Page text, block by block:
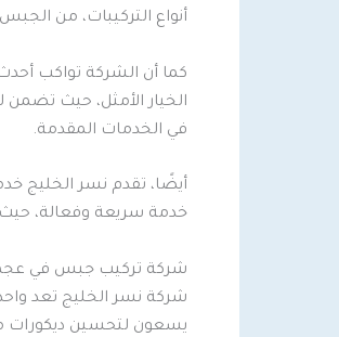
أنواع التركيبات، من
كما أن الشركة تواكب
الخيار الأمثل، حيث تضمن
في الخدمات المقدمة.
أيضًا، تقدم نسر الخليج
خدمة سريعة وفعالة، حيث
شركة تركيب جبس في
شركة نسر الخليج تعد
يسعون لتحسين ديكورات